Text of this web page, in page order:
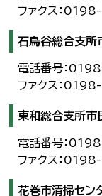
ファクス：
石鳥谷総合支所
電話番号：
ファクス：
東和総合支所市
電話番号：
ファクス：
花巻市清掃セン